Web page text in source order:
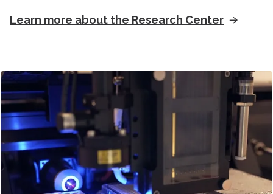
Learn more about the Research Center